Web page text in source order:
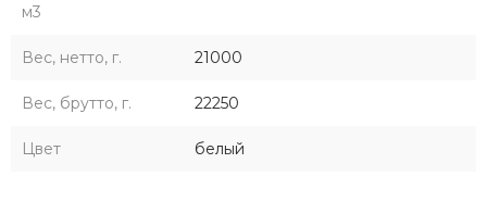
м3
Вес, нетто, г. 21000
Вес, брутто, г. 22250
Цвет белый